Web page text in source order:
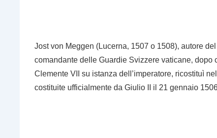
Jost von Meggen (Lucerna, 1507 o 1508), autore
comandante delle Guardie Svizzere vaticane,
Clemente VII su istanza dell’imperatore, ricostituì
costituite ufficialmente da Giulio II il 21 gennaio